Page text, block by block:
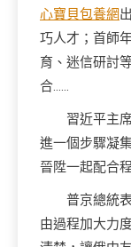
心寶貝包養網
巧人才；首師
育、迷信研討
合……
習近平主
進一個步驟凝
晉陞一起配合
普京總統
由過程加大力